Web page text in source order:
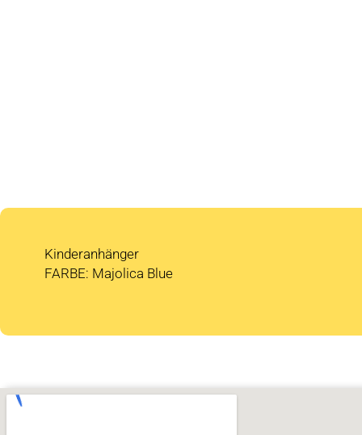
Kinderanhänger
FARBE: Majolica Blue